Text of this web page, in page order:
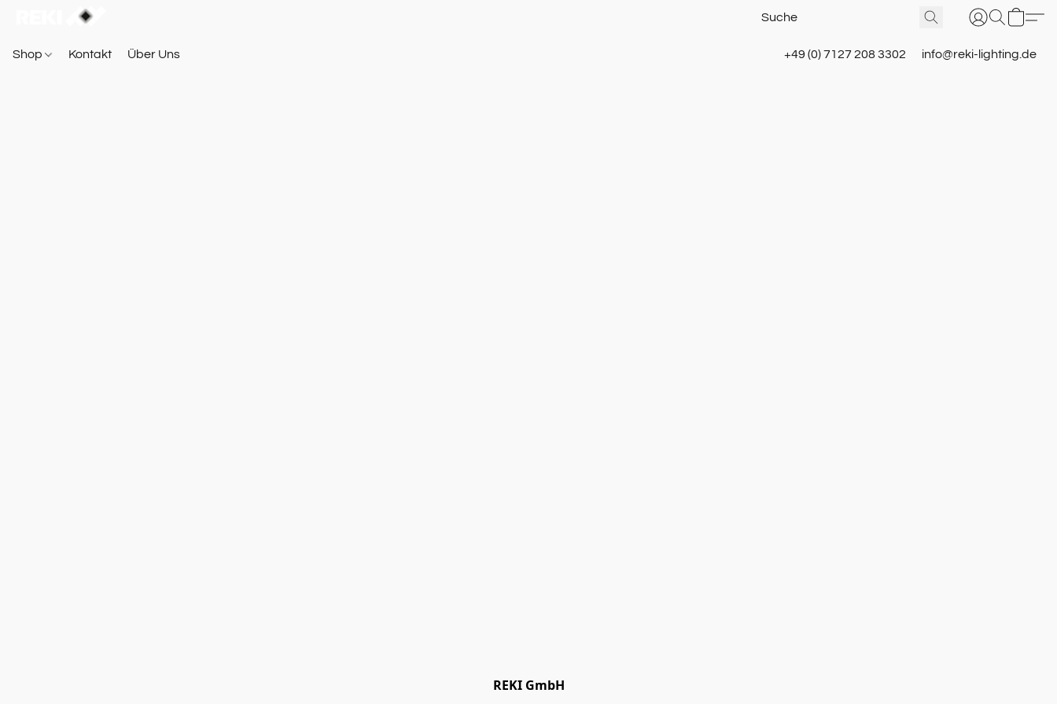
Shop Kontakt Über Uns +49 (0) 7127 208 3302 info@reki-lighting.de
REKI GmbH